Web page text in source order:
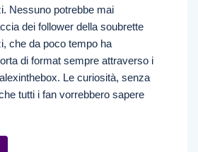
Nessuno potrebbe mai
dei follower della soubrette
che da poco tempo ha
di format sempre attraverso i
Le curiosità, senza
tutti i fan vorrebbero sapere